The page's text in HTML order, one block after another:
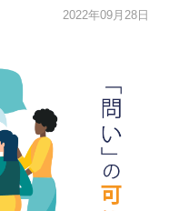
2022年09月28日